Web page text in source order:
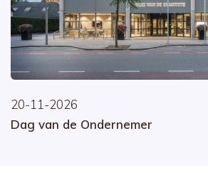
20-11-2026
Dag van de Ondernemer